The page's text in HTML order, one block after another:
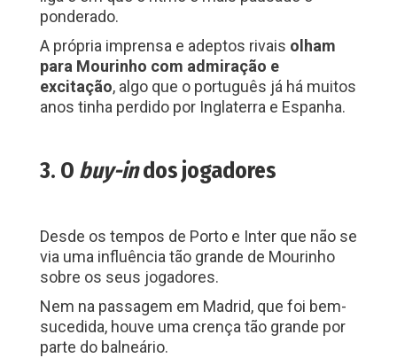
ponderado.
A própria imprensa e adeptos rivais olham
para Mourinho com admiração e
excitação, algo que o português já há muitos
anos tinha perdido por Inglaterra e Espanha.
3. O buy-indos jogadores
Desde os tempos de Porto e Inter que não se
via uma influência tão grande de Mourinho
sobre os seus jogadores.
Nem na passagem em Madrid, que foi bem-
sucedida, houve uma crença tão grande por
parte do balneário.